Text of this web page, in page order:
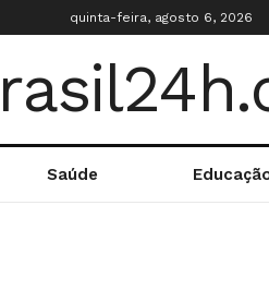
quinta-feira, agosto 6, 2026
Saúde